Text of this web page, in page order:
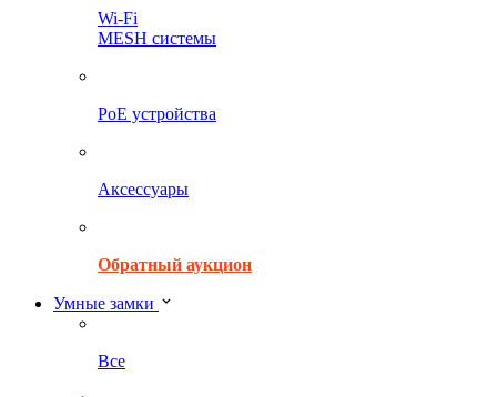
Wi-Fi
MESH системы
PoE устройства
Аксессуары
Обратный аукцион
Умные замки
Все